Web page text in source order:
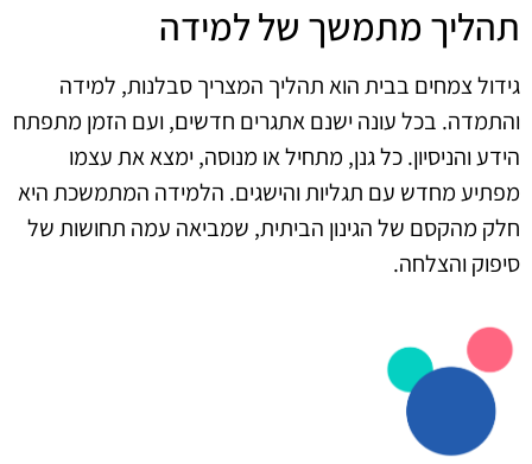
תהליך מתמשך של למידה
גידול צמחים בבית הוא תהליך המצריך סבלנות, למידה
והתמדה. בכל עונה ישנם אתגרים חדשים, ועם הזמן מתפתח
הידע והניסיון. כל גנן, מתחיל או מנוסה, ימצא את עצמו
מפתיע מחדש עם תגליות והישגים. הלמידה המתמשכת היא
חלק מהקסם של הגינון הביתית, שמביאה עמה תחושות של
סיפוק והצלחה.